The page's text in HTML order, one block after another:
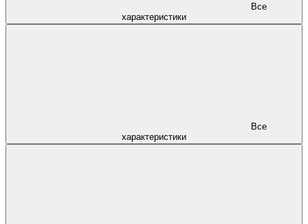
характеристики
характеристики